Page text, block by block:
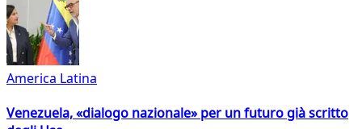
America Latina
Venezuela, «dialogo nazionale» per un futuro già scritto